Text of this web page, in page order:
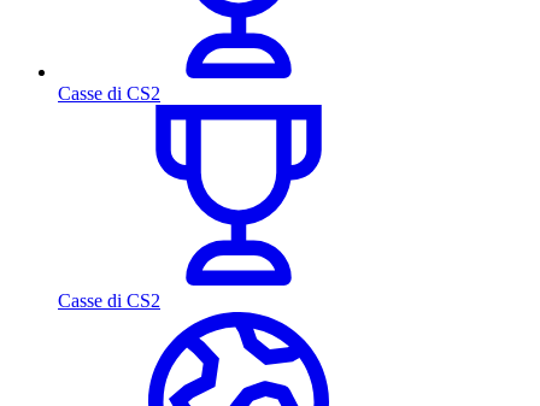
Casse di CS2
Casse di CS2